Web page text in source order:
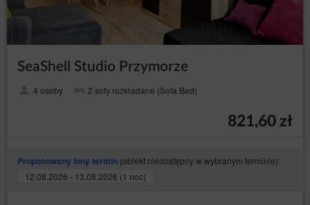
SeaShell Studio Przymorze
4 osoby 2 sofy rozkładane (Sofa Bed)
821,60 zł
Proponowany inny termin (obiekt niedostępny w wybranym terminie):
12.08.2026 - 13.08.2026 (1 noc)